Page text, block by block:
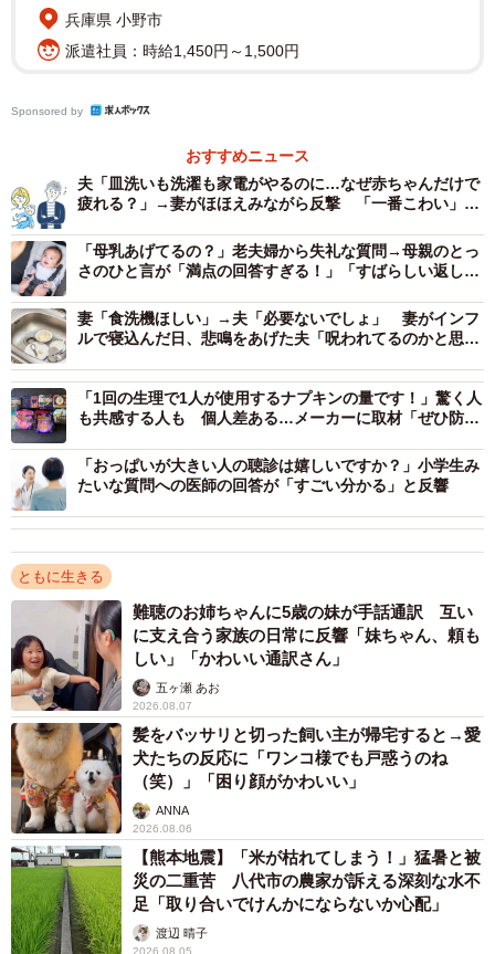
「つわり中に検診に行ったときに、お隣に座られた付き添
いの旦那さんが香水の香りがきつく、さらにオエオエして
でも敏感になってしまいますよね」
「香水つけてる妊婦さんが待合室来た途端に気持ち悪くな
ってビニール持ってトイレに駆け込んだ事あります。自分
が悪阻ないとしても他の人のことも考えてよ～と辛くて病
院のトイレで泣いてました」
「私の母が通院している婦人科は、『ここは体調の悪い方
が診察をする場所です。柔軟剤や香水などの香りが強い方
は診察いたしません。患者さんを含め、同伴者の方も同様
です』というような張り紙をしていて徹底していました」
「もう妊婦じゃないけど、悪阻の時の事思い出しながらこ
のスレ見たら吐きそうです」
など、共感の声や体験談が次々と書き込まれることに。
「全国にこういう大人が生息してることが確認できまし
た」と今回のことが珍しくはないことに気づいた
sanashi___さん。次回通院時に受付の方に話してみること
を決心したとのこと…詳しくお話を聞きました。
狭い待合室で逃げ場もなく…
――待合室には何人くらいの方が？
MAXで15人程度しか座れない待合室の空間で、当時は6人
ほどが座っていました。香水の旦那さんご夫婦は、2人で同
じソファーに座っていました。そんなに大きくない街の産
院です。
兵庫県 小野市
派遣社員：時給1,450円～1,500円
Sponsored by
おすすめニュース
夫「皿洗いも洗濯も家電がやるのに…なぜ赤ちゃんだけで
疲れる？」→妻がほほえみながら反撃 「一番こわい」
「母乳あげてるの？」老夫婦から失礼な質問→母親のとっ
さのひと言が「満点の回答すぎる！」「すばらしい返し」
妻「食洗機ほしい」→夫「必要ないでしょ」 妻がインフ
ルで寝込んだ日、悲鳴をあげた夫「呪われてるのかと思っ
「1回の生理で1人が使用するナプキンの量です！」驚く人
も共感する人も 個人差ある…メーカーに取材「ぜひ防災
「おっぱいが大きい人の聴診は嬉しいですか？」小学生み
たいな質問への医師の回答が「すごい分かる」と反響
ともに生きる
難聴のお姉ちゃんに5歳の妹が手話通訳 互い
に支え合う家族の日常に反響「妹ちゃん、頼も
しい」「かわいい通訳さん」
五ヶ瀬 あお
2026.08.07
髪をバッサリと切った飼い主が帰宅すると→愛
犬たちの反応に「ワンコ様でも戸惑うのね
（笑）」「困り顔がかわいい」
ANNA
2026.08.06
【熊本地震】「米が枯れてしまう！」猛暑と被
災の二重苦 八代市の農家が訴える深刻な水不
足「取り合いでけんかにならないか心配」
渡辺 晴子
2026.08.05